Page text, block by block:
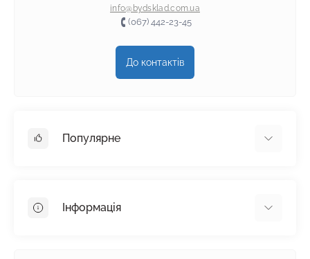
info@bydsklad.com.ua
(067) 442-23-45
До контактів
Популярне
Пінопласт
Інформація